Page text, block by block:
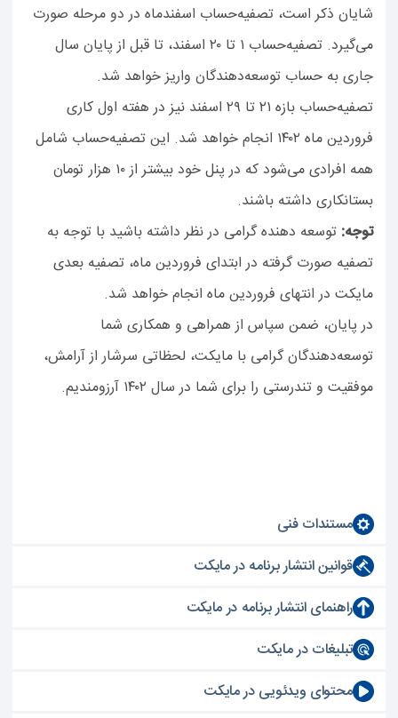
مستندات فنی
قوانین انتشار برنامه در مایکت
راهنمای انتشار برنامه در مایکت
تبلیغات در مایکت
محتوای ویدئویی در مایکت
شایان ذکر است، تصفیه‌حساب اسفندماه در دو مرحله صورت
می‌گیرد. تصفیه‌حساب ۱ تا ۲۰ اسفند،‌ تا قبل از پایان سال
جاری به حساب توسعه‌دهندگان واریز خواهد شد.
تصفیه‌حساب بازه ۲۱ تا ۲۹ اسفند نیز در هفته اول کاری
فروردین ماه ۱۴۰۲ انجام خواهد شد. این تصفیه‌حساب‌ شامل
همه افرادی می‌شود که در پنل خود بیشتر از ۱۰ هزار تومان
بستانکاری داشته‌ باشند.
توجه: توسعه دهنده گرامی در نظر داشته باشید با توجه به
تصفیه صورت گرفته در ابتدای فروردین ماه، تصفیه بعدی
مایکت در انتهای فروردین ماه انجام خواهد شد.
در پایان، ضمن سپاس از همراهی و همکاری شما
توسعه‌دهندگان گرامی با مایکت، لحظاتی سرشار از آرامش،
موفقیت و تندرستی را برای شما در سال ۱۴۰۲ آرزومندیم.